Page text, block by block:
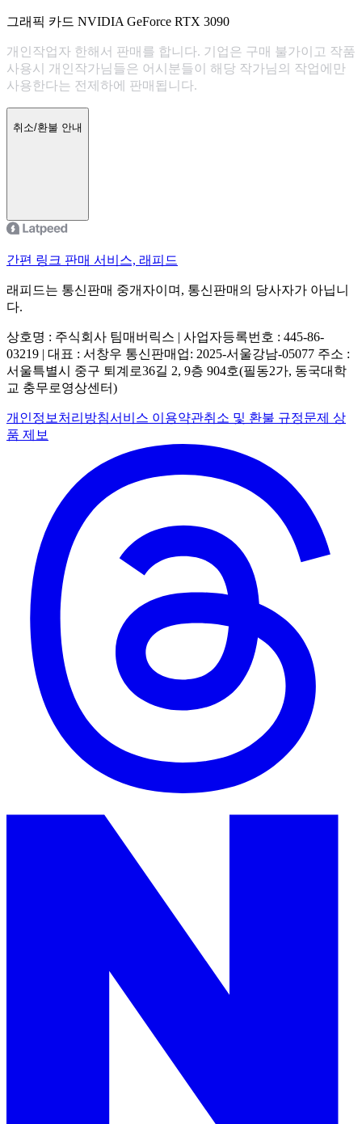
그래픽 카드 NVIDIA GeForce RTX 3090
개인작업자 한해서 판매를 합니다. 기업은 구매 불가이고 작품
사용시 개인작가님들은 어시분들이 해당 작가님의 작업에만
사용한다는 전제하에 판매됩니다.
취소/환불 안내
간편 링크 판매 서비스, 래피드
래피드는 통신판매 중개자이며, 통신판매의 당사자가 아닙니
다.
상호명 : 주식회사 팀매버릭스 | 사업자등록번호 : 445-86-
03219 | 대표 : 서창우 통신판매업: 2025-서울강남-05077 주소 :
서울특별시 중구 퇴계로36길 2, 9층 904호(필동2가, 동국대학
교 충무로영상센터)
개인정보처리방침서비스 이용약관취소 및 환불 규정문제 상
품 제보